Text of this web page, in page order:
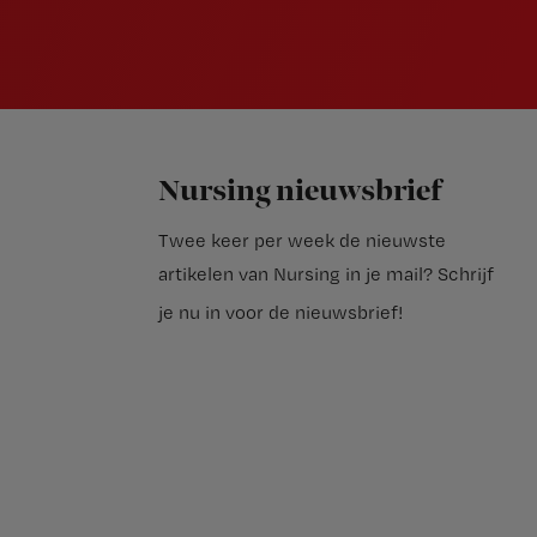
Nursing nieuwsbrief
Twee keer per week de nieuwste
artikelen van Nursing in je mail? Schrijf
je nu in voor de nieuwsbrief!